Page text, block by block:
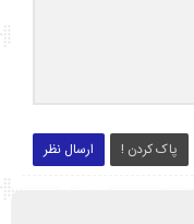
ارسال نظر پاک کردن !